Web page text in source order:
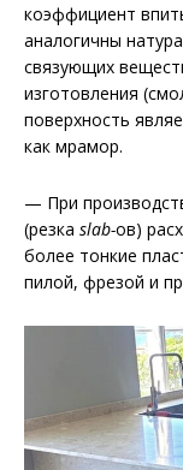
коэффициент
аналогичны
связующих
изготовления
поверхность
как мрамор.
— При
(резка slab-ов)
более тонкие
пилой, фрезой и